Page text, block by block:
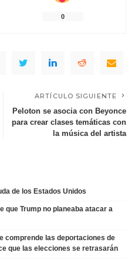
0
ARTÍCULO SIGUIENTE
Peloton se asocia con Beyonce
para crear clases temáticas con
la música del artista
de los Estados Unidos
que Trump no planeaba atacar a
comprende las deportaciones de
que las elecciones se retrasarán